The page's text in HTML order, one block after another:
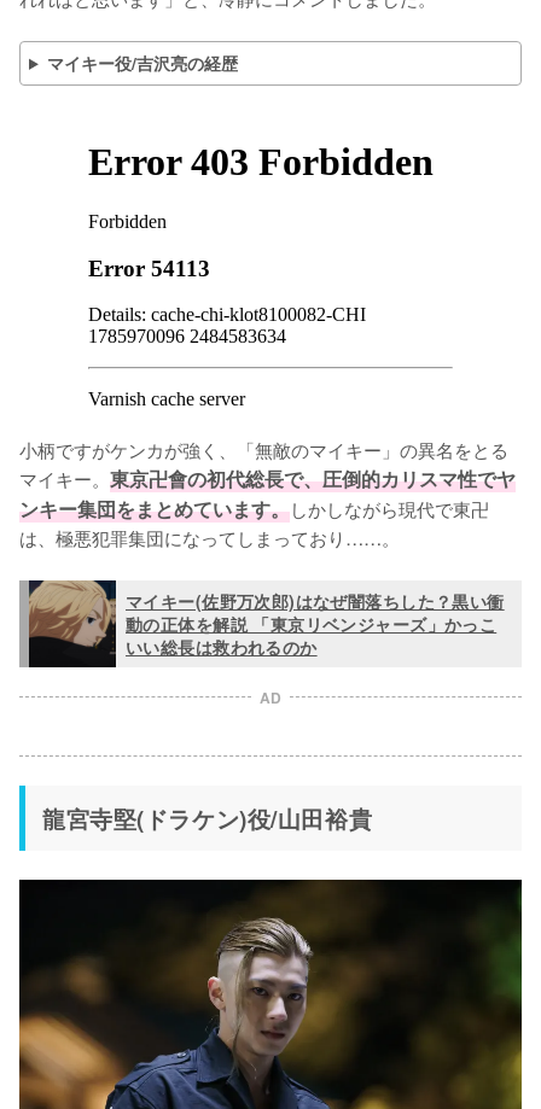
マイキー役/吉沢亮の経歴
小柄ですがケンカが強く、「無敵のマイキー」の異名をとる
マイキー。 東京卍會の初代総長で、圧倒的カリスマ性でヤ
ンキー集団をまとめています。しかしながら現代で東卍
は、極悪犯罪集団になってしまっており……。
マイキー(佐野万次郎)はなぜ闇落ちした？黒い衝
動の正体を解説 「東京リベンジャーズ」かっこ
いい総長は救われるのか
AD
龍宮寺堅(ドラケン)役/山田裕貴